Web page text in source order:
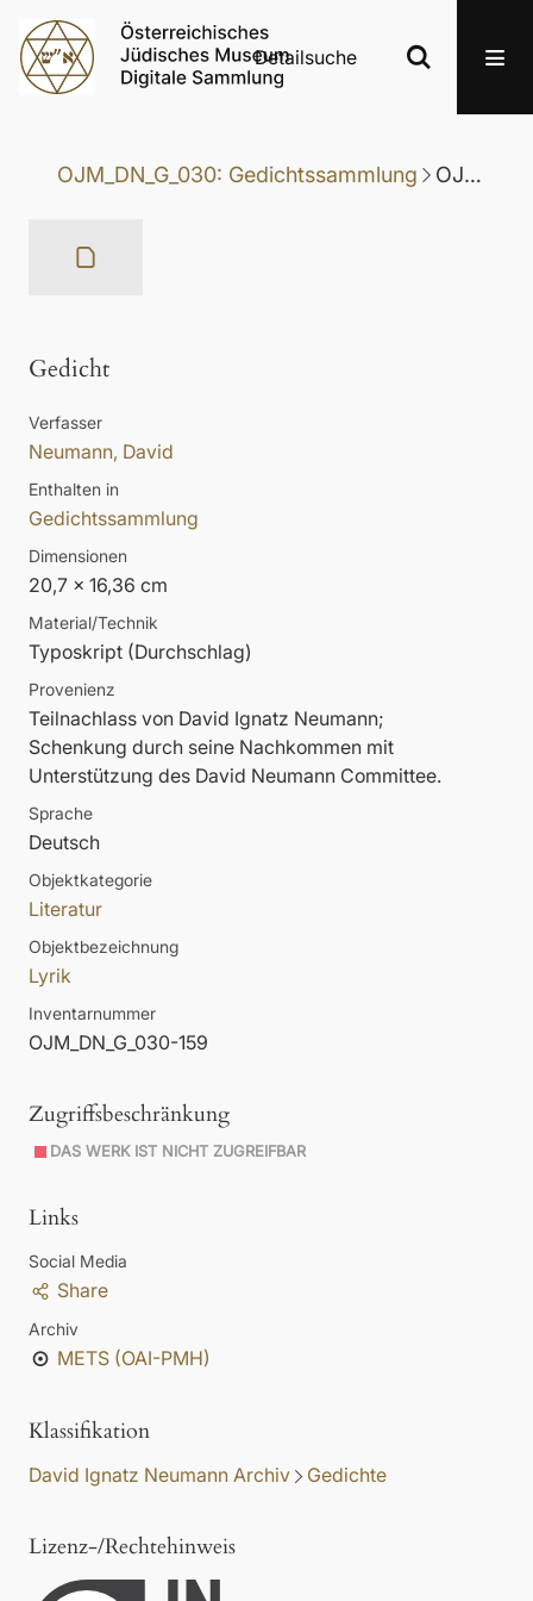
Detailsuche
OJM_DN_G_030: Gedichtssammlung OJM_DN_G_030-159: Gedicht
Gedicht
Verfasser
Neumann, David
Enthalten in
Gedichtssammlung
Dimensionen
20,7 x 16,36 cm
Material/Technik
Typoskript (Durchschlag)
Provenienz
Teilnachlass von David Ignatz Neumann;
Schenkung durch seine Nachkommen mit
Unterstützung des David Neumann Committee.
Sprache
Deutsch
Objektkategorie
Literatur
Objektbezeichnung
Lyrik
Inventarnummer
OJM_DN_G_030-159
Zugriffsbeschränkung
DAS WERK IST NICHT ZUGREIFBAR
Links
Social Media
Share
Archiv
METS (OAI-PMH)
Klassifikation
David Ignatz Neumann Archiv Gedichte
Lizenz-/Rechtehinweis